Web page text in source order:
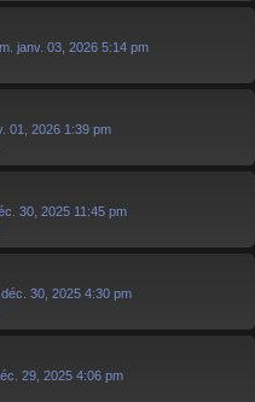
janv. 03, 2026 5:14 pm
01, 2026 1:39 pm
30, 2025 11:45 pm
30, 2025 4:30 pm
29, 2025 4:06 pm